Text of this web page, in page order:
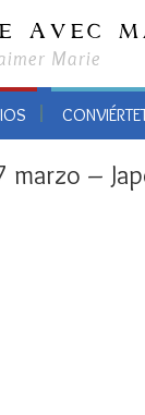
AVEC
Marie
marzo –